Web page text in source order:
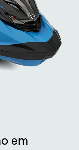
em